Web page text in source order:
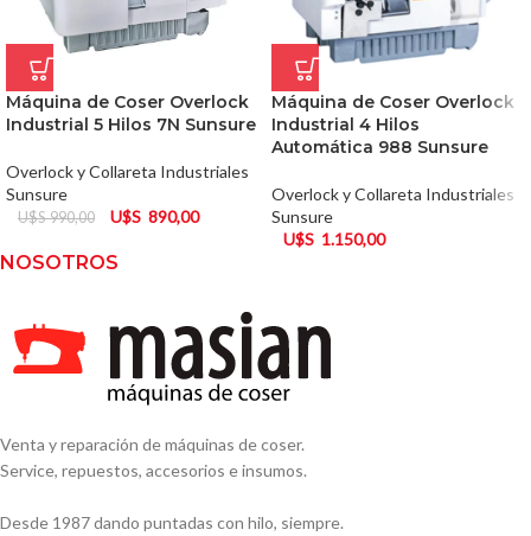
Máquina de Coser Overlock
Industrial 5 Hilos 7N Sunsure
Overlock y Collareta Industriales
Sunsure
U$S990,00 U$S 890,00
Máquina de Coser Overlock
Industrial 4 Hilos
Automática 988 Sunsure
Overlock y Collareta Industriales
Sunsure
U$S 1.150,00
NOSOTROS
Venta y reparación de máquinas de coser.
Service, repuestos, accesorios e insumos.
Desde 1987 dando puntadas con hilo, siempre.